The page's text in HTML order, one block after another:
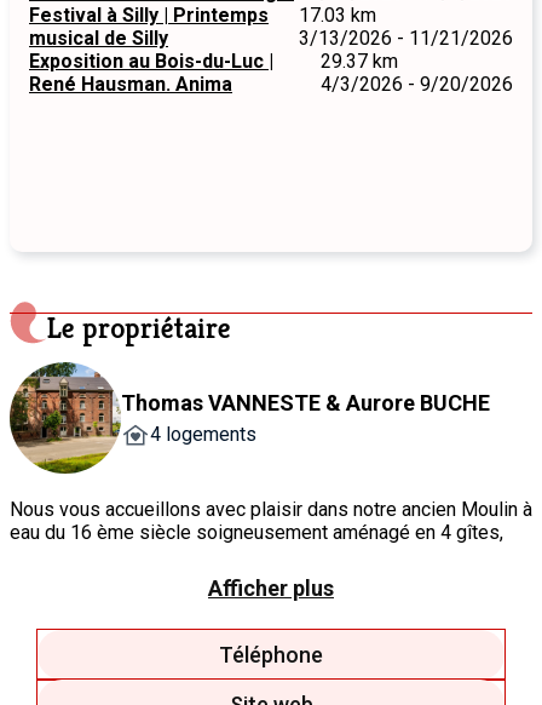
Festival à Silly | Printemps
musical de Silly
17.03 km
3/13/2026 - 11/21/2026
Exposition au Bois-du-Luc |
René Hausman. Anima
29.37 km
4/3/2026 - 9/20/2026
Le propriétaire
Thomas VANNESTE & Aurore BUCHE
4 logements
Nous vous accueillons avec plaisir dans notre ancien Moulin à
eau du 16 ème siècle soigneusement aménagé en 4 gîtes,
Afficher plus
Téléphone